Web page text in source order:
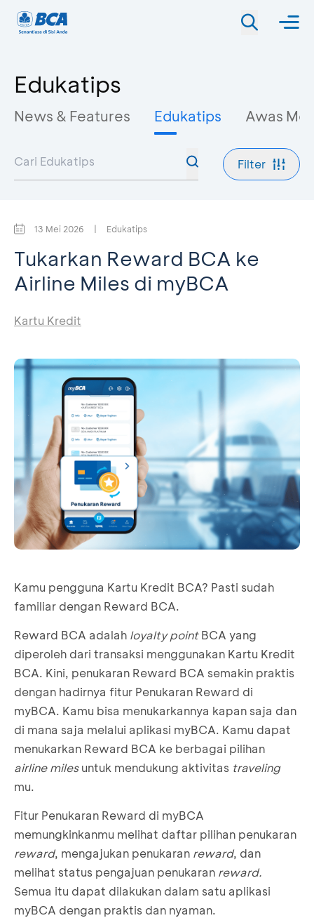
Edukatips
News & Features Edukatips Awas
Filter
13 Mei 2026 | Edukatips
Tukarkan Reward BCA ke
Airline Miles di myBCA
Kartu Kredit
Kamu pengguna Kartu Kredit BCA? Pasti sudah
familiar dengan Reward BCA.
Reward BCA adalah loyalty pointBCA yang
diperoleh dari transaksi menggunakan Kartu Kredit
BCA. Kini, penukaran Reward BCA semakin praktis
dengan hadirnya fitur Penukaran Reward di
myBCA. Kamu bisa menukarkannya kapan saja dan
di mana saja melalui aplikasi myBCA. Kamu dapat
menukarkan Reward BCA ke berbagai pilihan
airline milesuntuk mendukung aktivitas traveling
mu.
Fitur Penukaran Reward di myBCA
memungkinkanmu melihat daftar pilihan penukaran
reward, mengajukan penukaran reward, dan
melihat status pengajuan penukaran reward.
Semua itu dapat dilakukan dalam satu aplikasi
myBCA dengan praktis dan nyaman.